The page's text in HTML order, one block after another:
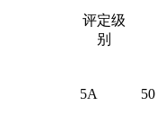
评定级
别
5A 50